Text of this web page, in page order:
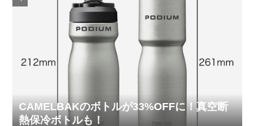
CAMELBAKのボトルが33%OFFに！真空断
熱保冷ボトルも！